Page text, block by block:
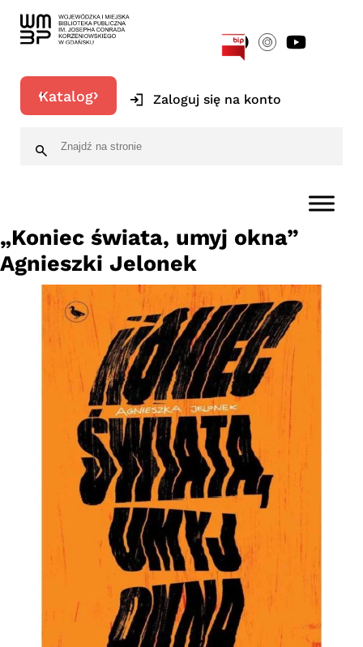
Katalog Zaloguj się na konto
„Koniec świata, umyj okna”
Agnieszki Jelonek